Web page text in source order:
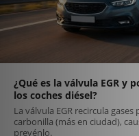
¿Qué es la válvula EGR y
los coches diésel?
La válvula EGR recircula
carbonilla (más en ciudad),
prevénlo.